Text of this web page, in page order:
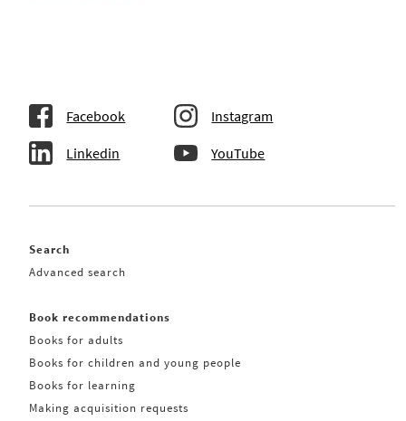
Facebook Instagram
Linkedin YouTube
Search
Advanced search
Book recommendations
Books for adults
Books for children and young people
Books for learning
Making acquisition requests